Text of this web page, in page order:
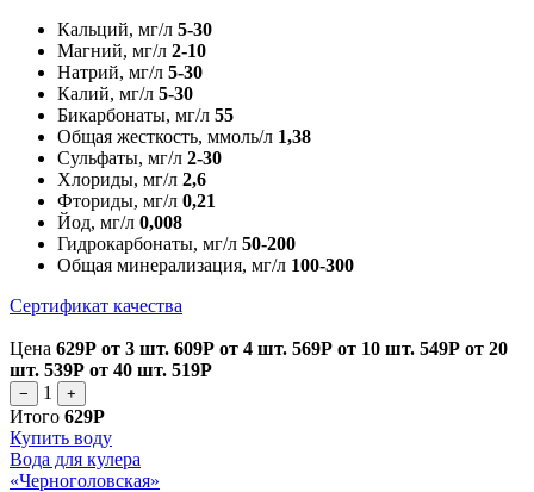
Кальций, мг/л 5-30
Магний, мг/л 2-10
Натрий, мг/л 5-30
Калий, мг/л 5-30
Бикарбонаты, мг/л 55
Общая жесткость, ммоль/л 1,38
Сульфаты, мг/л 2-30
Хлориды, мг/л 2,6
Фториды, мг/л 0,21
Йод, мг/л 0,008
Гидрокарбонаты, мг/л 50-200
Общая минерализация, мг/л 100-300
Сертификат качества
Цена 629Р от 3 шт. 609Р от 4 шт. 569Р от 10 шт. 549Р от 20
шт. 539Р от 40 шт. 519Р
− 1 +
Итого 629Р
Купить воду
Вода для кулера
«Черноголовская»